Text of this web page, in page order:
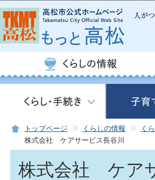
トップページ くらしの情報 く
株式会社 ケアサービス長谷川
株式会社 ケア